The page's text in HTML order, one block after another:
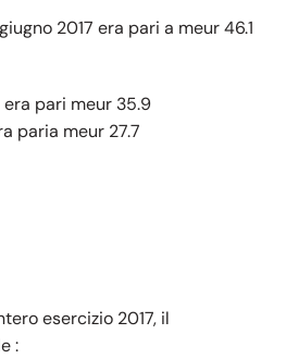
2017 era pari a meur 46.1
pari meur 35.9
paria meur 27.7
esercizio 2017, il
: